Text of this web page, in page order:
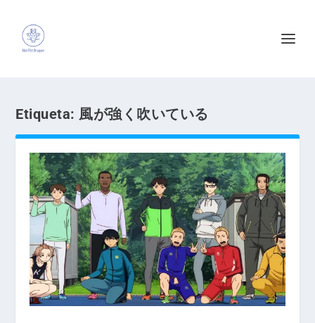
Etiqueta: 風が強く吹いている